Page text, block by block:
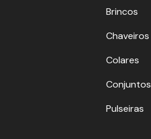
Brincos
Chaveiros
Colares
Conjuntos
Pulseiras